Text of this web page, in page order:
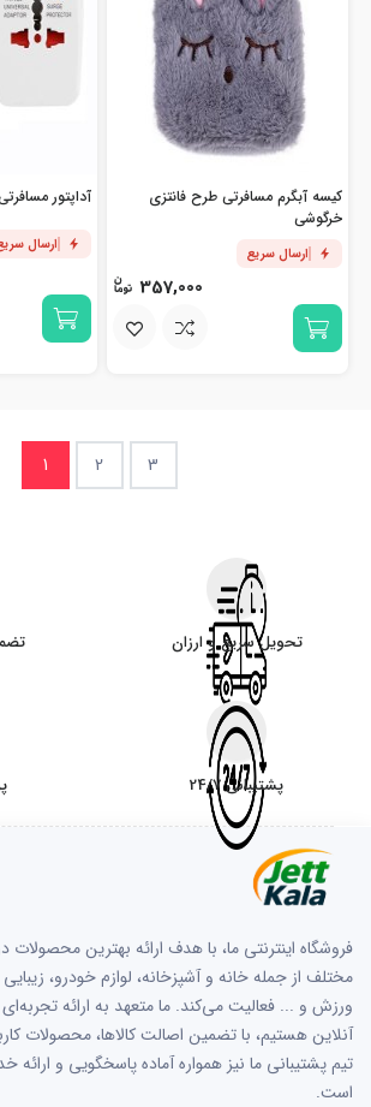
کیسه آبگرم مسافرتی طرح فانتزی
خرگوشی
ارسال سریع
357,000
آداپتور
ارسال
1 2 3
تحویل سریع و ارزان
پشتیبانی 24/7
فروشگاه اینترنتی ما، با هدف ارائه بهترین
مختلف از جمله خانه و آشپزخانه، لوازم خودرو،
ورزش و ... فعالیت می‌کند. ما متعهد به ارائه
آنلاین هستیم، با تضمین اصالت کالاها، محصولات
تیم پشتیبانی ما نیز همواره آماده پاسخگویی و ارائه
است.